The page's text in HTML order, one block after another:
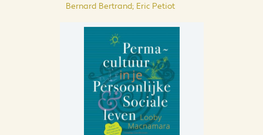
Bernard Bertrand; Eric Petiot